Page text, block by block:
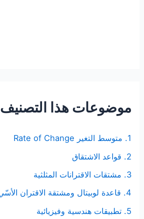
موضوعات هذا التصنيف
1. متوسط التغير Rate of Change
2. قواعد الاشتقاق
3. مشتقات الاقترانات المثلثية
4. قاعدة لوبيتال ومشتقة الاقتران الأسّي واللوغاريتمي
5. تطبيقات هندسية وفيزيائية